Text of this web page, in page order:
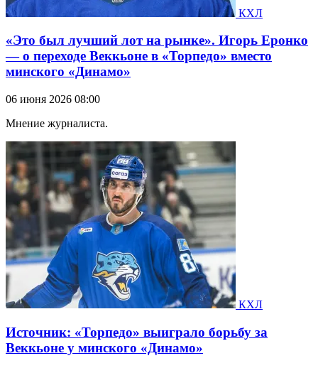
КХЛ
«Это был лучший лот на рынке». Игорь Еронко
— о переходе Веккьоне в «Торпедо» вместо
минского «Динамо»
06 июня 2026 08:00
Мнение журналиста.
КХЛ
Источник: «Торпедо» выиграло борьбу за
Веккьоне у минского «Динамо»